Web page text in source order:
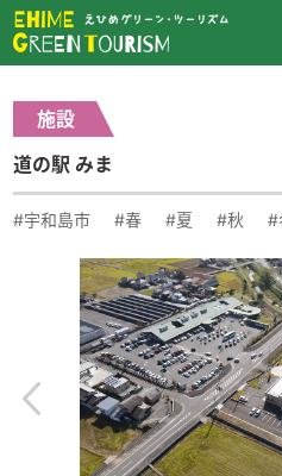
MOVIE
CONTACT
▶︎日本語
施設
道の駅 みま
#宇和島市 #春 #夏 #秋 #